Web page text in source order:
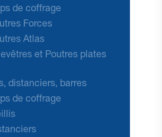
de coffrage
Forces
Atlas
et Poutres plates
distanciers, barres
de coffrage